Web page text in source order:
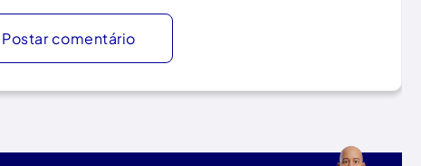
Postar comentário